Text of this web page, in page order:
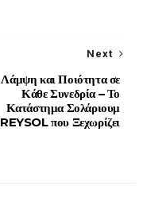
Next
Λάμψη και Ποιότητα σε
Κάθε Συνεδρία – Το
Κατάστημα Σολάριουμ
REYSOL που Ξεχωρίζει